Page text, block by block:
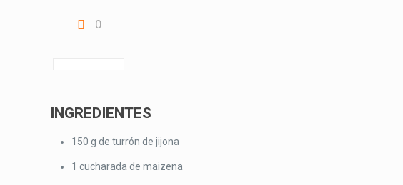
0
INGREDIENTES
150 g de turrón de jijona
1 cucharada de maizena